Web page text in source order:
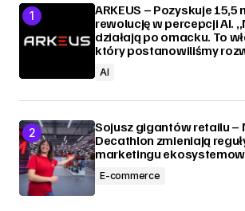
ARKEUS – Pozyskuje 15,5
rewolucję w percepcji AI.
działają po omacku. To
który postanowiliśmy
AI
Sojusz gigantów retailu –
Decathlon zmieniają
marketingu
E-commerce